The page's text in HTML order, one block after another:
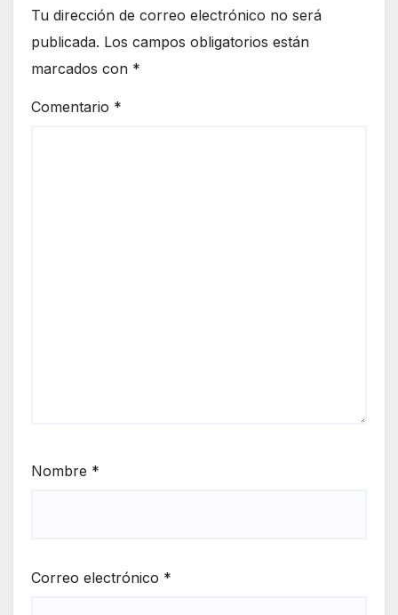
Tu dirección de correo electrónico no será
publicada. Los campos obligatorios están
marcados con *
Comentario *
Nombre *
Correo electrónico *